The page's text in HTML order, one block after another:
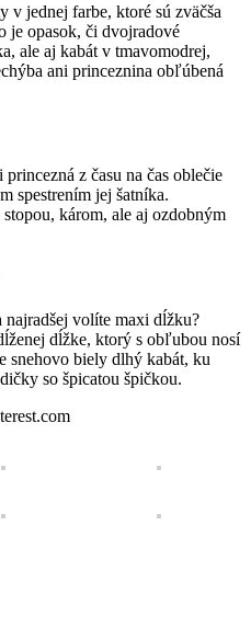
v jednej farbe, ktoré sú zväčša
je opasok, či dvojradové
ale aj kabát v tmavomodrej,
ani princeznina obľúbená
z času na čas oblečie
spestrením jej šatníka.
károm, ale aj ozdobným
najradšej volíte maxi dĺžku?
dĺžke, ktorý s obľubou nosí
snehovo biely dlhý kabát, ku
so špicatou špičkou.